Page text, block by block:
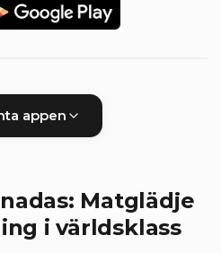
appen
Matglädje
i världsklass